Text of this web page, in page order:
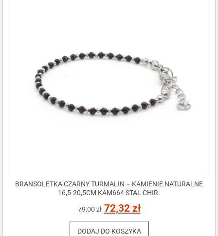
BRANSOLETKA CZARNY TURMALIN – KAMIENIE NATURALNE
16,5-20,5CM KAM664 STAL CHIR.
79,00zł 72,32 zł
DODAJ DO KOSZYKA